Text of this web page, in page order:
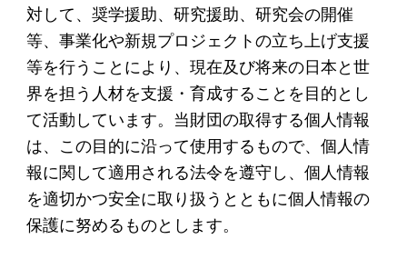
起業家のみなさんへ
起業を考えている
みなさんへ
応援したいみなさんへ
財団概要
理念
対して、奨学援助、研究援助、研究会の開催
等、事業化や新規プロジェクトの立ち上げ支援
等を行うことにより、現在及び将来の日本と世
界を担う人材を支援・育成することを目的とし
て活動しています。当財団の取得する個人情報
は、この目的に沿って使用するもので、個人情
報に関して適用される法令を遵守し、個人情報
を適切かつ安全に取り扱うとともに個人情報の
保護に努めるものとします。